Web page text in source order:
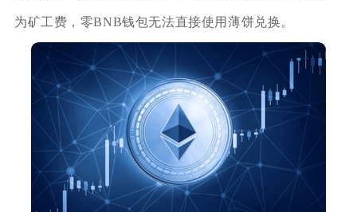
为矿工费，零BNB钱包无法直接使用薄饼兑换。